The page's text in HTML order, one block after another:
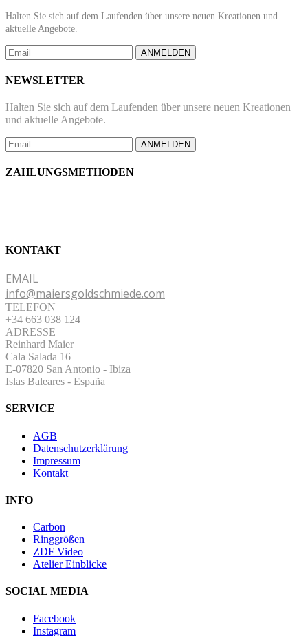
Halten Sie sich auf dem Laufenden über unsere neuen Kreationen und
aktuelle Angebote.
ANMELDEN
NEWSLETTER
Halten Sie sich auf dem Laufenden über unsere neuen Kreationen
und aktuelle Angebote.
ANMELDEN
ZAHLUNGSMETHODEN
KONTAKT
EMAIL
info@maiersgoldschmiede.com
TELEFON
+34 663 038 124
ADRESSE
Reinhard Maier
Cala Salada 16
E-07820 San Antonio - Ibiza
Islas Baleares - España
SERVICE
AGB
Datenschutzerklärung
Impressum
Kontakt
INFO
Carbon
Ringgrößen
ZDF Video
Atelier Einblicke
SOCIAL MEDIA
Facebook
Instagram